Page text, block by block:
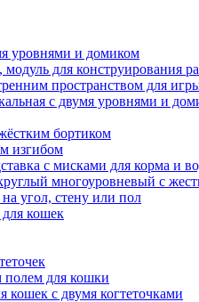
уровнями и домиком
для конструирования
пространством для
с двумя уровнями и
бортиком
изгибом
с мисками для корма и
многоуровневый с
угол, стену или пол
кошек
полем для кошки
с двумя когтеточками